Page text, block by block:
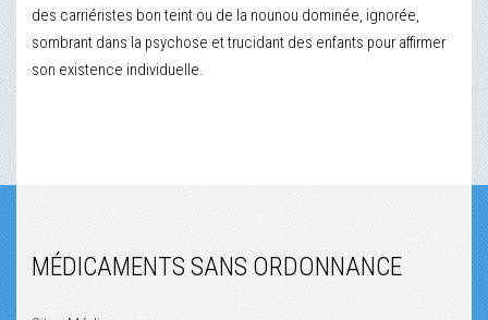
des carriéristes bon teint ou de la nounou dominée, ignorée,
sombrant dans la psychose et trucidant des enfants pour affirmer
son existence individuelle.
MÉDICAMENTS SANS ORDONNANCE